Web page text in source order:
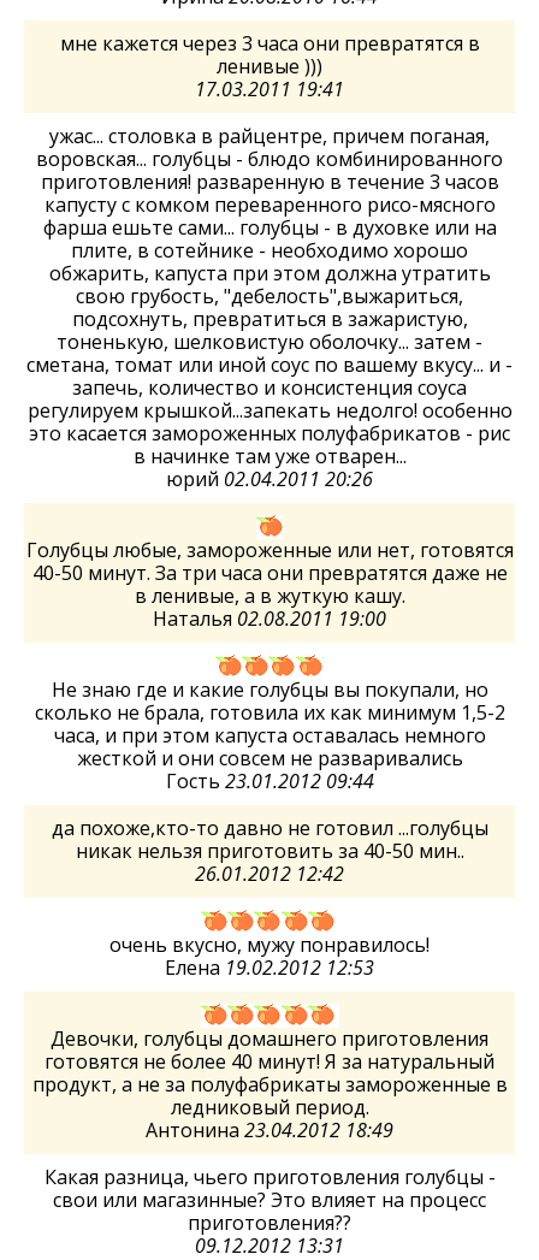
мне кажется через 3 часа они превратятся в
ленивые )))
17.03.2011 19:41
ужас... столовка в райцентре, причем поганая,
воровская... голубцы - блюдо комбинированного
приготовления! разваренную в течение 3 часов
капусту с комком переваренного рисо-мясного
фарша ешьте сами... голубцы - в духовке или на
плите, в сотейнике - необходимо хорошо
обжарить, капуста при этом должна утратить
свою грубость, "дебелость",выжариться,
подсохнуть, превратиться в зажаристую,
тоненькую, шелковистую оболочку... затем -
сметана, томат или иной соус по вашему вкусу... и -
запечь, количество и консистенция соуса
регулируем крышкой...запекать недолго! особенно
это касается замороженных полуфабрикатов - рис
в начинке там уже отварен...
юрий 02.04.2011 20:26
Голубцы любые, замороженные или нет, готовятся
40-50 минут. За три часа они превратятся даже не
в ленивые, а в жуткую кашу.
Наталья 02.08.2011 19:00
Не знаю где и какие голубцы вы покупали, но
сколько не брала, готовила их как минимум 1,5-2
часа, и при этом капуста оставалась немного
жесткой и они совсем не разваривались
Гость 23.01.2012 09:44
да похоже,кто-то давно не готовил ...голубцы
никак нельзя приготовить за 40-50 мин..
26.01.2012 12:42
очень вкусно, мужу понравилось!
Елена 19.02.2012 12:53
Девочки, голубцы домашнего приготовления
готовятся не более 40 минут! Я за натуральный
продукт, а не за полуфабрикаты замороженные в
ледниковый период.
Антонина 23.04.2012 18:49
Какая разница, чьего приготовления голубцы -
свои или магазинные? Это влияет на процесс
приготовления??
09.12.2012 13:31